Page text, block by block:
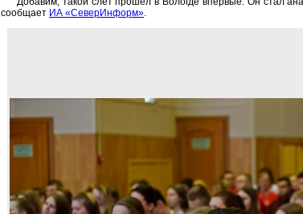
сообщает ИА «СеверИнформ».